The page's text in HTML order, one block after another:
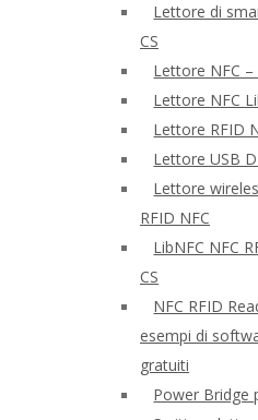
Lettore di
CS
Lettore NFC –
Lettore NFC
Lettore RFID
Lettore USB
Lettore
RFID NFC
LibNFC NFC
CS
NFC RFID
esempi di
gratuiti
Power Bridge